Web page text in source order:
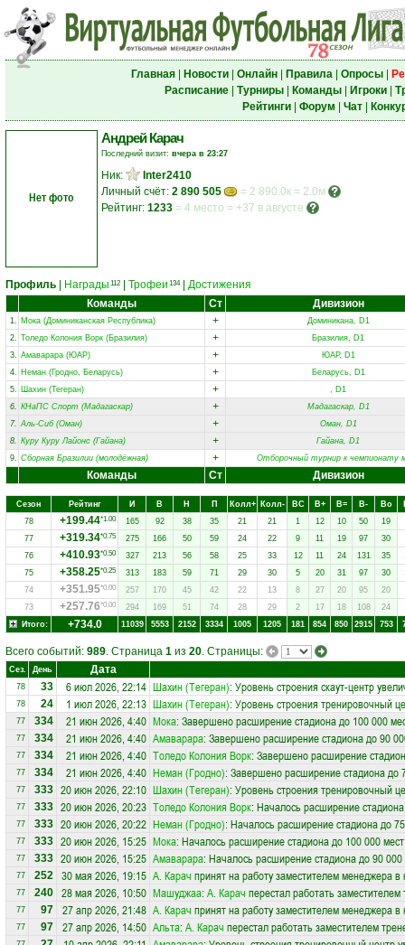
Главная| Новости| Онлайн| Правила| Опросы|
Расписание| Турниры| Команды| Игроки|
Рейтинги| Форум Чат|
Нет фото
Андрей Карач
Последний визит: вчера в 23:27
Ник:
Inter2410
Личный счёт: 2 890 505
= 2 890.0к = 2.0м
Рейтинг: 1233 = 4 место = +37 в августе
Профиль Награды 112 Трофеи 134| Достижения
Команды
Ст Дивизион
1. Мока (Доминиканская Республика) +
Доминикана, D1
2. Толедо Колония Ворк (Бразилия) +
Бразилия, D1
3. Амаварара (ЮАР) +
ЮАР, D1
4. Неман (Гродно, Беларусь) +
Беларусь, D1
5. Шахин (Тегеран) +
, D1
6. КНаПС Спорт (Мадагаскар) +
Мадагаскар, D1
7. Аль-Сиб (Оман) +
Оман, D1
8. Куру Куру Лайонс (Гайана) +
Гайана, D1
9. Сборная Бразилии (молодёжная) + Отборочный турнир к чемпионату
Команды Ст Дивизион
Сезон Рейтинг И В Н П Колл+ Колл- ВC В+ В= В- Вo
78
+199.44*1.00 165 92 38 35 21 21 1 12 10 50
19
77
+319.34*0.75 275 166 50 59 24 22 9 11 19 97
30
76
+410.93*0.50 327 213 56 58 25 33 12 11 24 131 35
75
+358.25*0.25 313 183 59 71 29 30 5 20 31 97 30
74
+351.95*0.00 257 170 45 42 22 13 8 27 20 95 20
73
+257.76*0.00 294 169 51 74 28 29 2 17 18 108 24
Итого:
+734.0 11039 5553 2152 3334 1005 1205 181 854 850 2915 753
Всего событий: 989. Страница 1 из 20. Страницы:
Сез. День Дата
78 33 6 июл 2026, 22:14 Шахин (Тегеран): Уровень строения скаут-центр
78 24 1 июл 2026, 22:13 Шахин (Тегеран): Уровень строения тренировочный
77 334 21 июн 2026, 4:40 Мока: Завершено расширение стадиона до 100 000
77 334 21 июн 2026, 4:40 Амаварара: Завершено расширение стадиона до 90
77 334 21 июн 2026, 4:40 Толедо Колония Ворк: Завершено расширение
77 334 21 июн 2026, 4:40 Неман (Гродно): Завершено расширение стадиона до
77 333 20 июн 2026, 22:10 Шахин (Тегеран): Уровень строения тренировочный
77 333 20 июн 2026, 20:23 Толедо Колония Ворк: Началось расширение
77 333 20 июн 2026, 20:22 Неман (Гродно): Началось расширение стадиона до
77 333 20 июн 2026, 15:25 Мока: Началось расширение стадиона до 100 000 мест
77 333 20 июн 2026, 15:25 Амаварара: Началось расширение стадиона до 90 000
77 252 30 мая 2026, 19:15 А. Карач принят на работу заместителем менеджера
77 240 28 мая 2026, 10:50 Машуджаа: А. Карач перестал работать
77 97 27 апр 2026, 21:48 А. Карач принят на работу заместителем менеджера
77 97 27 апр 2026, 14:50 Альта: А. Карач перестал работать заместителем